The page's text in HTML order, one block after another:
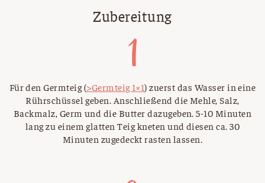
Zubereitung
Für den Germteig (>Germteig 1×1) zuerst das Wasser in eine
Rührschüssel geben. Anschließend die Mehle, Salz,
Backmalz, Germ und die Butter dazugeben. 5-10 Minuten
lang zu einem glatten Teig kneten und diesen ca. 30
Minuten zugedeckt rasten lassen.